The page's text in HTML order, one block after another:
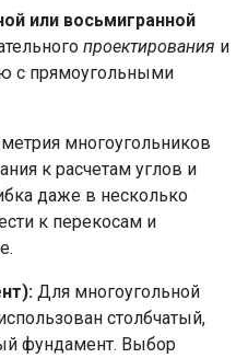
или восьмигранной
проектирования и
с прямоугольными
многоугольников
к расчетам углов и
даже в несколько
к перекосам и
Для многоугольной
столбчатый,
фундамент. Выбор